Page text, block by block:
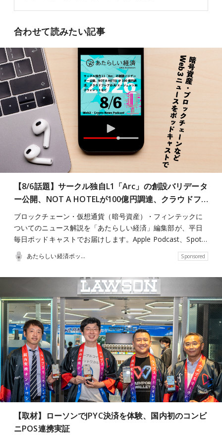
合わせて読みたい記事
【8/6話題】サークル独自L1「Arc」の創設バリデータ
ー公開、NOT A HOTELが100億円調達、クラウドフ…
ブロックチェーン・仮想通貨（暗号資産）・フィンテックに
ついてのニュース解説を「あたらしい経済」編集部が、平日
毎日ポッドキャストでお届けします。Apple Podcast、Spot…
あたらしい経済ポッドキャスト Sponsored
【取材】ローソンでJPYC決済を体験、国内初のコンビ
ニPOS連携実証